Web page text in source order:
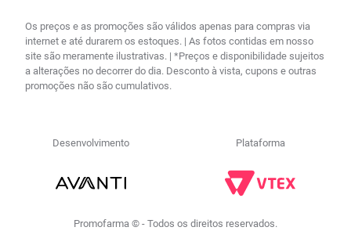
Os preços e as promoções são válidos apenas para compras via
internet e até durarem os estoques. | As fotos contidas em nosso
site são meramente ilustrativas. | *Preços e disponibilidade sujeitos
a alterações no decorrer do dia. Desconto à vista, cupons e outras
promoções não são cumulativos.
Desenvolvimento Plataforma
Promofarma © - Todos os direitos reservados.